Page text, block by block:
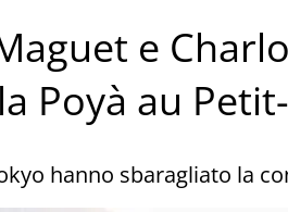
e
Poyà au
hanno sbaragliato la